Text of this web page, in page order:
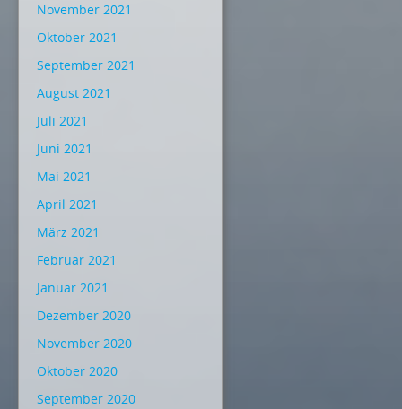
November 2021
Oktober 2021
September 2021
August 2021
Juli 2021
Juni 2021
Mai 2021
April 2021
März 2021
Februar 2021
Januar 2021
Dezember 2020
November 2020
Oktober 2020
September 2020